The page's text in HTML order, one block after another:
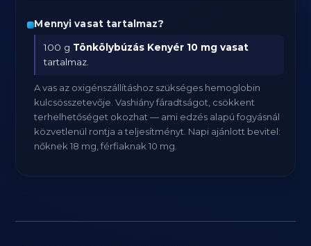
Mennyi vasat tartalmaz?
100 g Tönkölybúzás Kenyér 10 mg vasat
tartalmaz.
A vas az oxigénszállításhoz szükséges hemoglobin
kulcsösszetevője. Vashiány fáradtságot, csökkent
terhelhetőséget okozhat — ami edzés alapú fogyásnál
közvetlenül rontja a teljesítményt. Napi ajánlott bevitel:
nőknek 18 mg, férfiaknak 10 mg.